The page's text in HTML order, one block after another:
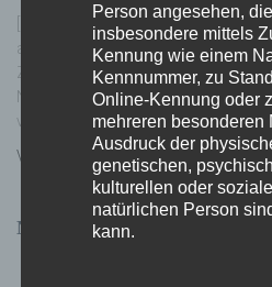
[ denken } erlaubt ] Bücher am Puls
aufbereitetes Wissen in kurzer Zeit –
Zukunftsszenarien aufnehmen
Nobelpreisträger 2019 Vor der
vorgestellt von Astrid Kumer-
Von
Anja Schneider , vor 7 Jahren
Neueste Beiträge
Person angesehen,
insbesondere mittels
Kennung wie einem
Kennnummer, zu
Online-Kennung oder
mehreren besonderen
Ausdruck der
genetischen,
kulturellen oder
natürlichen Person
kann.